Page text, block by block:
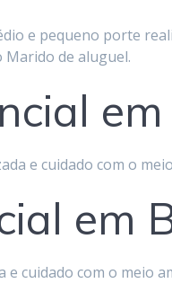
e pequeno porte
de aluguel.
e cuidado com o
em
e cuidado com o meio